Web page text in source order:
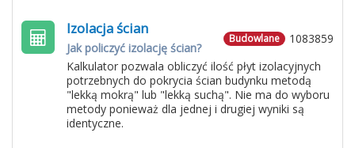
1083859
Budowlane
Izolacja ścian
Jak policzyć izolację ścian?
Kalkulator pozwala obliczyć ilość płyt izolacyjnych
potrzebnych do pokrycia ścian budynku metodą
"lekką mokrą" lub "lekką suchą". Nie ma do wyboru
metody ponieważ dla jednej i drugiej wyniki są
identyczne.